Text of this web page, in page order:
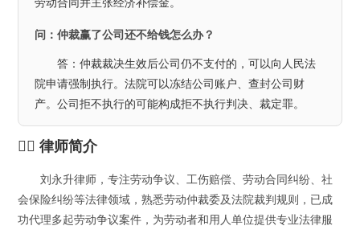
问：仲裁赢了公司还不给钱怎么办？
答：仲裁裁决生效后公司仍不支付的，可以向人民法
院申请强制执行。法院可以冻结公司账户、查封公司财
产。公司拒不执行的可能构成拒不执行判决、裁定罪。
👨‍⚖️ 律师简介
刘永升律师，专注劳动争议、工伤赔偿、劳动合同纠纷、社
会保险纠纷等法律领域，熟悉劳动仲裁委及法院裁判规则，已成
功代理多起劳动争议案件，为劳动者和用人单位提供专业法律服